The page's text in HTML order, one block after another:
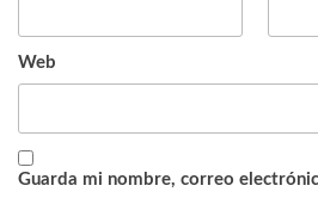
Web
Guarda mi nombre, correo